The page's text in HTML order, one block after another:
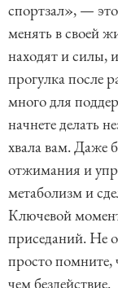
спортзал», —
менять в своей
находят и силы,
прогулка после
много для
начнете делать
хвала вам. Даже
отжимания и
метаболизм и
Ключевой
приседаний. Не
просто
чем бездействие.